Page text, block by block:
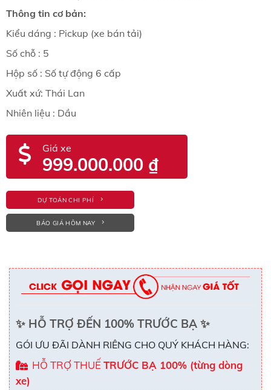
Thông tin cơ bản:
Kiểu dáng : Pickup (xe bán tải)
Số chỗ : 5
Hộp số : Số tự động 6 cấp
Xuất xứ: Thái Lan
Nhiên liệu : Dầu
Giá xe
999.000.000 ₫
DỰ TOÁN CHI PHÍ
BÁO GIÁ HÔM NAY
✨ HỖ TRỢ ĐẾN 100% TRƯỚC BẠ ✨
GÓI ƯU ĐÃI DÀNH RIÊNG CHO QUÝ KHÁCH HÀNG:
HỖ TRỢ THUẾ TRƯỚC BẠ 100% (từng dòng
xe)